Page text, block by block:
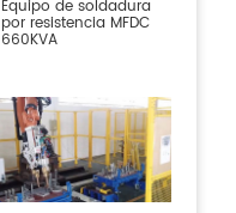
Equipo de soldadura
por resistencia MFDC
660KVA